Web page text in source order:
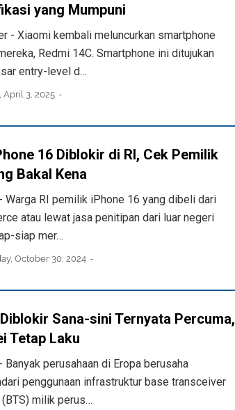
yang Mumpuni
- Xiaomi kembali meluncurkan smartphone
Redmi 14C. Smartphone ini ditujukan
entry-level d…
April 3, 2025
16 Diblokir di RI, Cek Pemilik
Bakal Kena
Warga RI pemilik iPhone 16 yang dibeli dari
atau lewat jasa penitipan dari luar negeri
siap mer…
October 30, 2024
Sana-sini Ternyata Percuma,
Tetap Laku
Banyak perusahaan di Eropa berusaha
penggunaan infrastruktur base transceiver
milik perus…